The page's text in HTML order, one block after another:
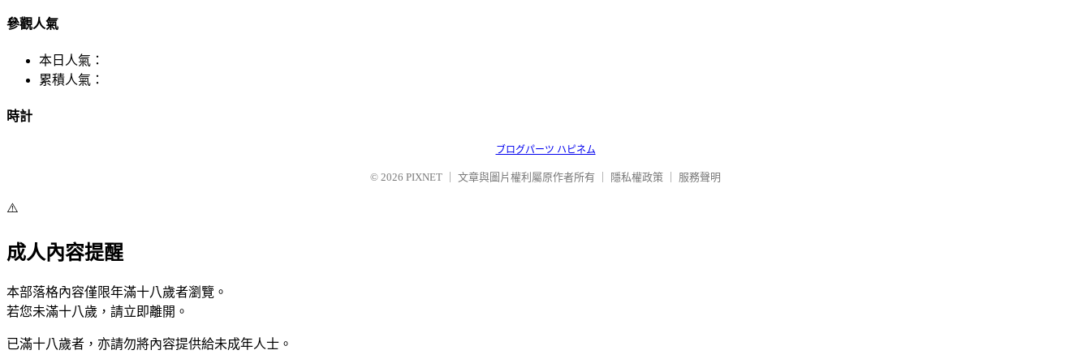
參觀人氣
本日人氣：
累積人氣：
時計
ブログパーツ ハピネム
© 2026 PIXNET 文章與圖片權利屬原作者所有 隱私權政策 服務聲明
⚠️
成人內容提醒
本部落格內容僅限年滿十八歲者瀏覽。
若您未滿十八歲，請立即離開。
已滿十八歲者，亦請勿將內容提供給未成年人士。